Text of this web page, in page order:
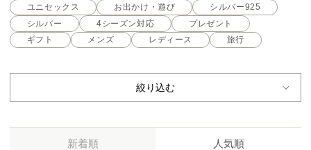
ユニセックス お出かけ・遊び
シルバー925
シルバー
4シーズン対応
プレゼント
ギフト
メンズ レディース 旅行
絞り込む
新着順 人気順